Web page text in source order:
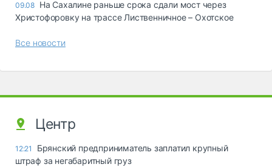
09.08 На Сахалине раньше срока сдали мост через
Христофоровку на трассе Лиственничное – Охотское
Все новости
Центр
12:21
Брянский предприниматель заплатил крупный
штраф за негабаритный груз